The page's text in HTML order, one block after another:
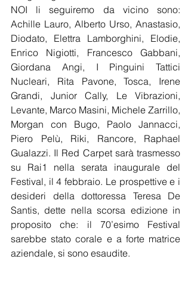
NOI li seguiremo da vicino sono:
Achille Lauro, Alberto Urso, Anastasio,
Diodato, Elettra Lamborghini, Elodie,
Enrico Nigiotti, Francesco Gabbani,
Giordana Angi, I Pinguini Tattici
Nucleari, Rita Pavone, Tosca, Irene
Grandi, Junior Cally, Le Vibrazioni,
Levante, Marco Masini, Michele Zarrillo,
Morgan con Bugo, Paolo Jannacci,
Piero Pelù, Riki, Rancore, Raphael
Gualazzi. Il Red Carpet sarà trasmesso
su Rai1 nella serata inaugurale del
Festival, il 4 febbraio. Le prospettive e i
desideri della dottoressa Teresa De
Santis, dette nella scorsa edizione in
proposito che: il 70’esimo Festival
sarebbe stato corale e a forte matrice
aziendale, si sono esaudite.